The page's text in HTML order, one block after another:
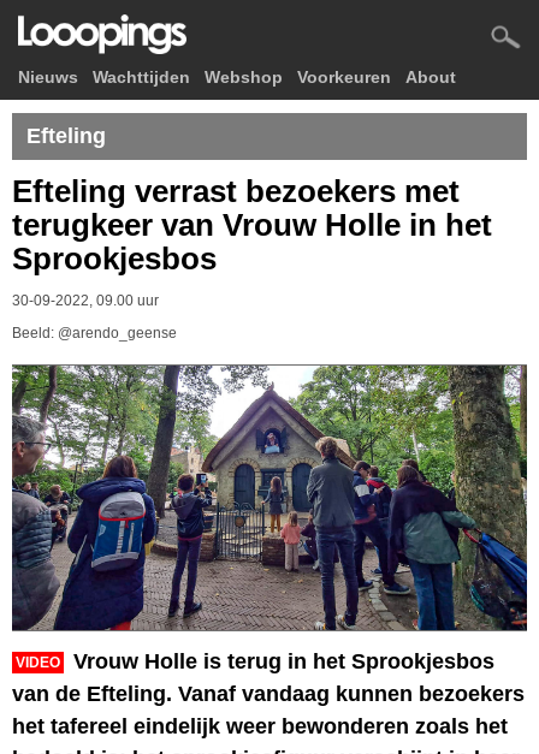
Nieuws Wachttijden Webshop Voorkeuren About
Efteling
Efteling verrast bezoekers met
terugkeer van Vrouw Holle in het
Sprookjesbos
30-09-2022, 09.00 uur
Beeld: @arendo_geense
VIDEO
Vrouw Holle is terug in het Sprookjesbos
van de Efteling. Vanaf vandaag kunnen bezoekers
het tafereel eindelijk weer bewonderen zoals het